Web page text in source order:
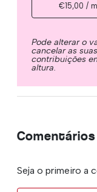
€15,00 /
Pode alterar o
cancelar as suas
contribuições
altura.
Comentários
Seja o primeiro a